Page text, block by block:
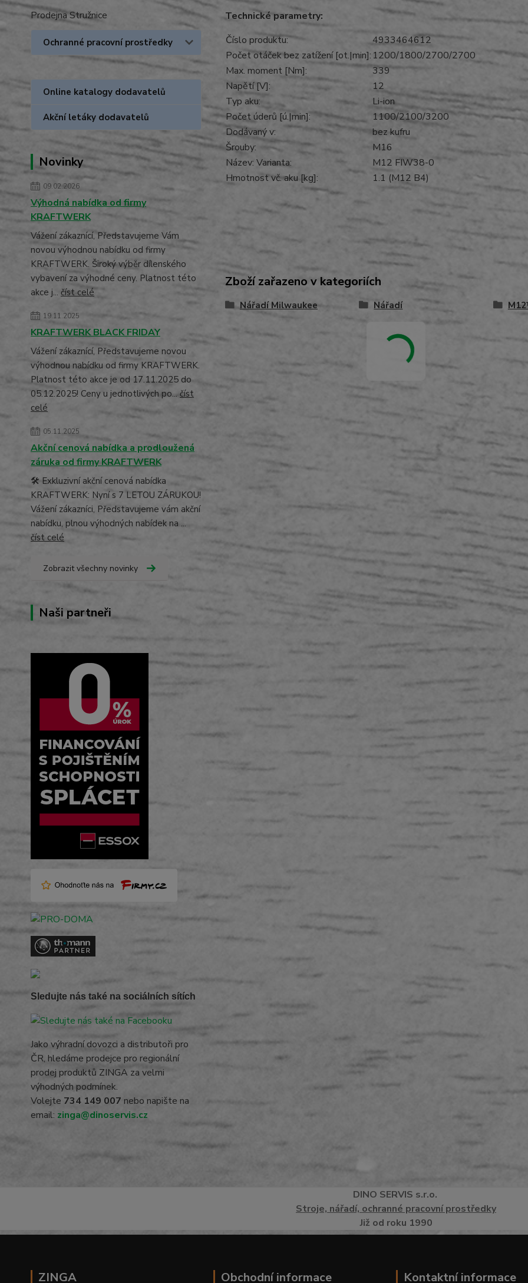
Prodejna Stružnice
Ochranné pracovní prostředky
Online katalogy dodavatelů
Akční letáky dodavatelů
Novinky
09.02.2026
Výhodná nabídka od firmy
KRAFTWERK
Vážení zákaznící, Představujeme Vám
novou výhodnou nabídku od firmy
KRAFTWERK. Široký výběr dílenského
vybavení za výhodné ceny. Platnost této
akce j... číst celé
19.11.2025
KRAFTWERK BLACK FRIDAY
Vážení zákaznící, Představujeme novou
výhodnou nabídku od firmy KRAFTWERK.
Platnost této akce je od 17.11.2025 do
05.12.2025! Ceny u jednotlivých po...číst
celé
05.11.2025
Akční cenová nabídka a prodloužená
záruka od firmy KRAFTWERK
🛠️ Exkluzivní akční cenová nabídka
KRAFTWERK: Nyní s 7 LETOU ZÁRUKOU!
Vážení zákazníci, Představujeme vám akční
nabídku, plnou výhodných nabídek na ...
číst celé
Zobrazit všechny novinky
Naši partneři
Sledujte nás také na sociálních sítích
Jako výhradní dovozci a distributoři pro
ČR, hledáme prodejce pro regionální
prodej produktů ZINGA za velmi
výhodných podmínek.
Volejte 734 149 007 nebo napište na
email: zinga@dinoservis.cz
Technické parametry:
Číslo produktu:
4933464612
Počet otáček bez zatížení [ot.|min]: 1200/1800/2700/2700
Max. moment [Nm]:
339
Napětí [V]:
12
Typ aku:
Li-ion
Počet úderů [ú.|min]:
1100/2100/3200
Dodávaný v:
bez kufru
Šrouby:
M16
Název: Varianta:
M12 FIW38-0
Hmotnost vč. aku [kg]:
1.1 (M12 B4)
Zboží zařazeno v kategoriích
Nářadí Milwaukee Nářadí
DINO SERVIS s.r.o.
Stroje, nářadí, ochranné pracovní prostředky
Již od roku 1990
ZINGA Obchodní informace Kontaktní informace